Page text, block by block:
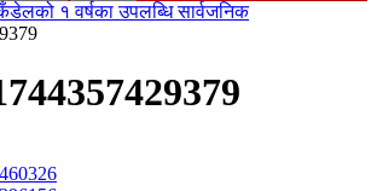
१ वर्षका उपलब्धि सार्वजनिक